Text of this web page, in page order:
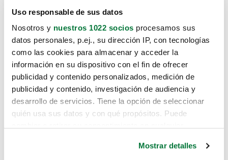
Uso responsable de sus datos
Nosotros y nuestros 1022 socios procesamos sus
datos personales, p.ej., su dirección IP, con tecnologías
como las cookies para almacenar y acceder la
información en su dispositivo con el fin de ofrecer
publicidad y contenido personalizados, medición de
publicidad y contenido, investigación de audiencia y
desarrollo de servicios. Tiene la opción de seleccionar
quién usa sus datos y con qué propósitos. Puede
Mostrar detalles
Lo sentimos, no sabemos como
te hemos traido hasta aquí.
Pero puedes encontrar el coche que estás
buscando en alguno de estos enlaces: